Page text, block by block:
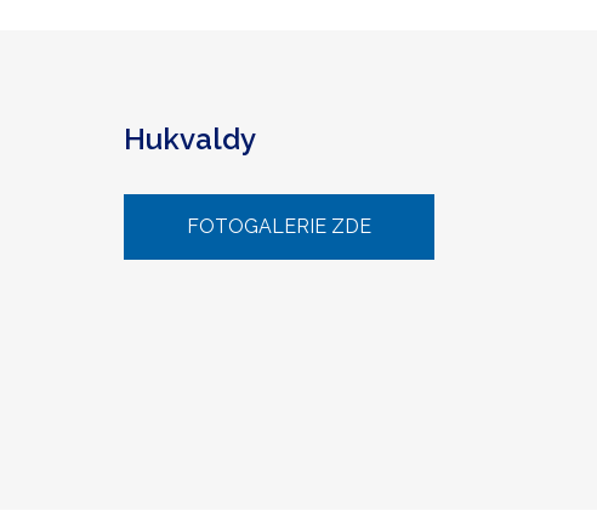
Hukvaldy
FOTOGALERIE ZDE